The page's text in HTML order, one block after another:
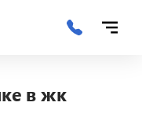
в жк